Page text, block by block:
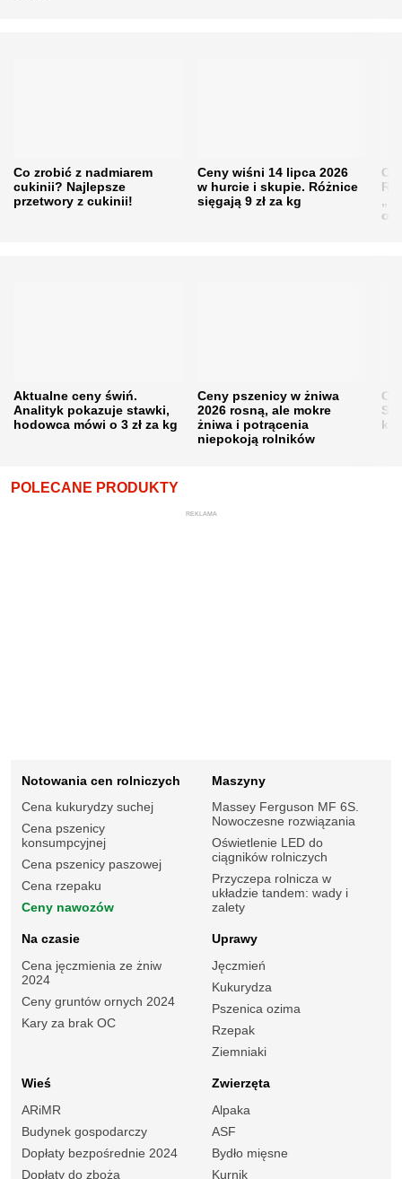
Co zrobić z nadmiarem
cukinii? Najlepsze
przetwory z cukinii!
Ceny wiśni 14 lipca 2026
w hurcie i skupie. Różnice
sięgają 9 zł za kg
Aktualne ceny świń.
Analityk pokazuje stawki,
hodowca mówi o 3 zł za kg
Ceny pszenicy w żniwa
2026 rosną, ale mokre
żniwa i potrącenia
niepokoją rolników
POLECANE PRODUKTY
REKLAMA
Notowania cen rolniczych
Cena kukurydzy suchej
Cena pszenicy
konsumpcyjnej
Cena pszenicy paszowej
Cena rzepaku
Ceny nawozów
Maszyny
Massey Ferguson MF 6S.
Nowoczesne rozwiązania
Oświetlenie LED do
ciągników rolniczych
Przyczepa rolnicza w
układzie tandem: wady i
zalety
Na czasie
Cena jęczmienia ze żniw
2024
Ceny gruntów ornych 2024
Kary za brak OC
Uprawy
Jęczmień
Kukurydza
Pszenica ozima
Rzepak
Ziemniaki
Wieś
ARiMR
Budynek gospodarczy
Dopłaty bezpośrednie 2024
Dopłaty do zboża
Zwierzęta
Alpaka
ASF
Bydło mięsne
Kurnik